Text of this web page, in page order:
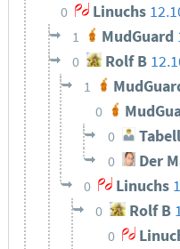
0 Linuchs
1 MudGuard
0 Rolf B
1
0
0
0 Der
0 Linuchs
0 Rolf B
0